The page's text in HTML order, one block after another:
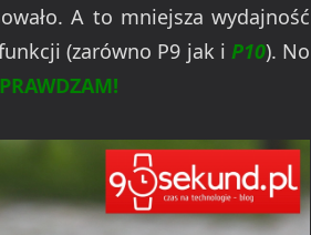
A to mniejsza wydajność
(zarówno P9 jak i P10). No